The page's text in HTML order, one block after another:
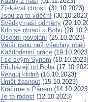
Získávat ctnosti (31.10.2023)
Jsou za to vděční
Svědky naší odměny
Kdo se obrací k Bohu
Osobní povolání (25.10.2023)
Větší cenu než všechny oběti
Každodenní práce
I se svým Synem (18.10.2023)
Přicházejí od Boha
Reaguj klidně (16.10.2023)
Umět žasnout (15.10.2023)
Kráčíme s Pánem
Je to radost (12.10.2023)